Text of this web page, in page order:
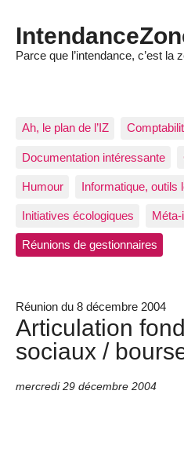
Parce que l’intendance, c’est la
Ah, le plan de l’IZ
Documentation intéressante
Humour Informatique, outils
Initiatives écologiques Méta-
Réunions de gestionnaires
Réunion du 8 décembre 2004
Articulation
sociaux /
mercredi 29 décembre 2004